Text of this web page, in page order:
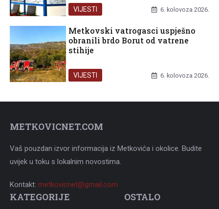
VIJESTI 6. kolovoza 2026.
Metkovski vatrogasci uspješno
obranili brdo Borut od vatrene
stihije
VIJESTI 6. kolovoza 2026.
METKOVICNET.COM
Vaš pouzdan izvor informacija iz Metkovića i okolice. Budite
uvijek u toku s lokalnim novostima.
Kontakt: metkovicnet@gmail.com
KATEGORIJE OSTALO